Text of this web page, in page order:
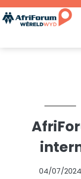
Skip
to
04/07/2024